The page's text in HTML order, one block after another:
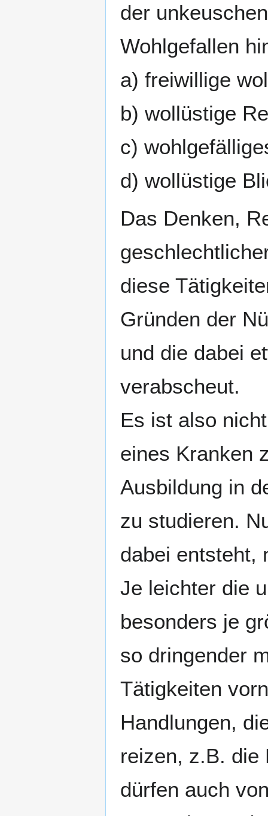
der
Wohlgefallen
a) freiwillige
b) wollüstige
c)
d) wollüstige
Das Denken,
diese
Gründen der
und die dabei
verabscheut.
Es ist also
eines Kranken
Ausbildung in
zu studieren.
dabei entsteht,
Je leichter die
besonders je
so dringender
Tätigkeiten
Handlungen,
reizen, z.B. die
dürfen auch